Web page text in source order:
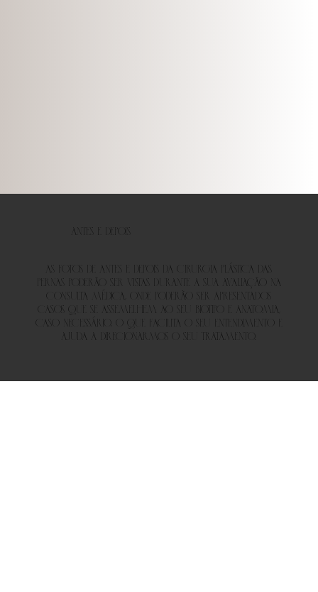
Antes e Depois
As fotos de antes e depois da cirurgia plástica das
pernas poderão ser vistas durante a sua avaliação na
consulta médica, onde poderão ser apresentados
casos que se assemelhem ao seu biotipo e anatomia,
caso necessário, o que facilita o seu entendimento e
ajuda a direcionarmos o seu tratamento.